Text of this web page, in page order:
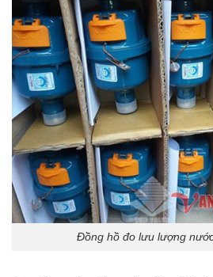
Đồng hồ đo lưu lượng